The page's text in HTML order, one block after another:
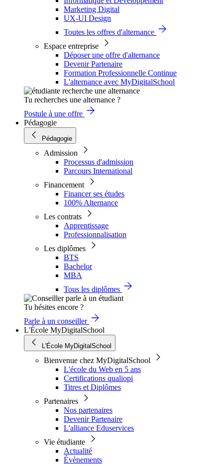
Marketing Digital
UX-UI Design
Toutes les offres d'alternance
Espace entreprise
Déposer une offre d'alternance
Devenir Partenaire
Formation Professionnelle Continue
L'alternance avec MyDigitalSchool
Tu recherches une alternance ?
Postule à une offre
Pédagogie
Pédagogie
Admission
Processus d'admission
Parcours International
Financement
Financer ses études
100% Alternance
Les contrats
Apprentissage
Professionnalisation
Les diplômes
BTS
Bachelor
MBA
Tous les diplômes
Tu hésites encore ?
Parle à un conseiller
L'École MyDigitalSchool
L'École MyDigitalSchool
Bienvenue chez MyDigitalSchool
L'école du Web en 5 ans
Certifications qualiopi
Titres et Diplômes
Partenaires
Nos partenaires
Devenir Partenaire
L'alliance Eduservices
Vie étudiante
Actualité
Évènements